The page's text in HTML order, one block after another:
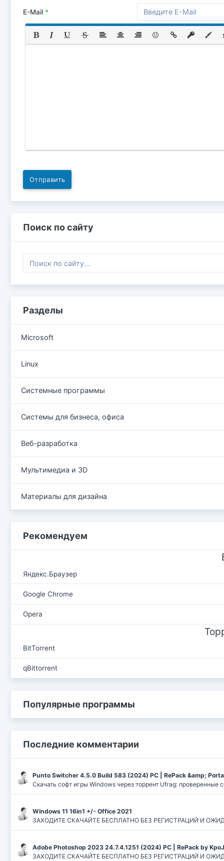
E-Mail *
Отправить
Поиск по сайту
Разделы
Microsoft
Linux
Системные программы
Системы для бизнеса, офиса
Веб-разработка
Мультимедиа и 3D
Материалы для дизайна
Рекомендуем
Яндекс.Браузер
Google Chrome
Opera
BitTorrent
qBittorrent
Популярные программы
Последние комментарии
Punto Switcher 4.5.0 Build 583 (2024) РС | RePack &amp;
Скачать софт игры Windows через торрент Ufrag: проверенные
Windows 11 16in1 +/- Office 2021
ЗАХОДИТЕ СКАЧАЙТЕ БЕСПЛАТНО БЕЗ РЕГИСТРАЦИЙ И
Adobe Photoshop 2023 24.7.4.1251 (2024) PC | RePack by
ЗАХОДИТЕ СКАЧАЙТЕ БЕСПЛАТНО БЕЗ РЕГИСТРАЦИЙ И